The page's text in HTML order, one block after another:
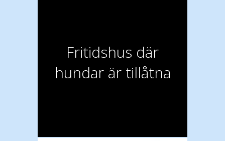
Fritidshus där
hundar är tillåtna